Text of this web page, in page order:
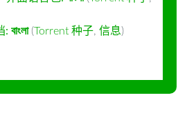
: বাংলা (Torrent 种子, 信息)